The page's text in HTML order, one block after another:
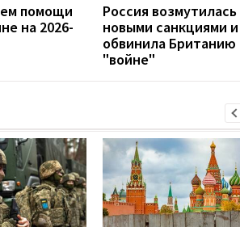
помощи
на 2026-
Россия возмутилась
новыми санкциями и
обвинила Британию
"войне"